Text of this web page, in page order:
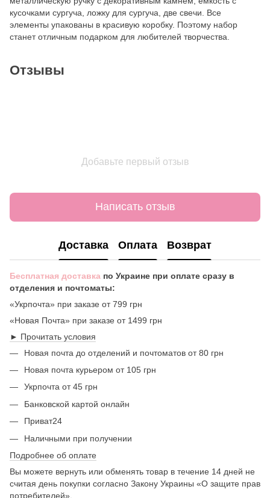
кусочками сургуча, ложку для сургуча, две свечи. Все
элементы упакованы в красивую коробку. Поэтому набор
станет отличным подарком для любителей творчества.
Отзывы
Добавьте первый отзыв
Написать отзыв
Доставка Оплата Возврат
Бесплатная доставка по Украине при оплате сразу в
отделения и почтоматы:
«Укрпочта» при заказе от 799 грн
«Новая Почта» при заказе от 1499 грн
► Прочитать условия
Новая почта до отделений и почтоматов от 80 грн
Новая почта курьером от 105 грн
Укрпочта от 45 грн
Банковской картой онлайн
Приват24
Наличными при получении
Подробнее об оплате
Вы можете вернуть или обменять товар в течение 14 дней не
считая день покупки согласно Закону Украины «О защите прав
потребителей».